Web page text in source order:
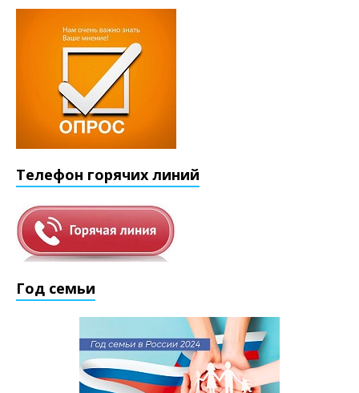
Телефон горячих линий
Год семьи